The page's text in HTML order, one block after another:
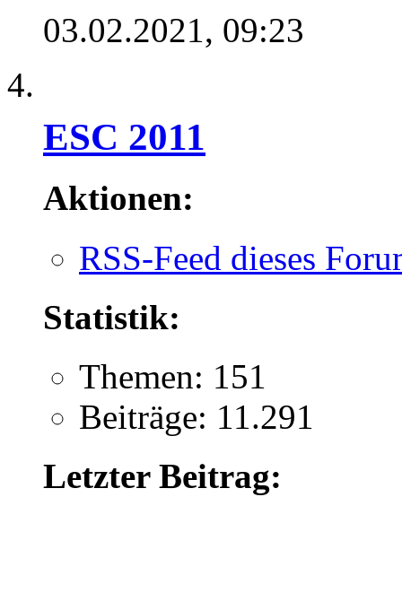
03.02.2021, 09:23
ESC 2011
Aktionen:
RSS-Feed dieses
Statistik:
Themen: 151
Beiträge: 11.291
Letzter Beitrag: